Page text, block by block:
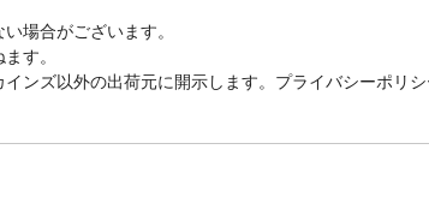
場合がございます。
す。
ンズ以外の出荷元に開示します。プライバシーポリ